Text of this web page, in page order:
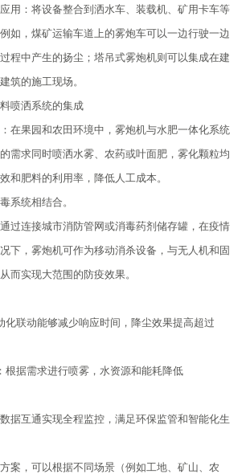
用：将设备整合到洒水车、装载机、矿用卡车等
如，煤矿运输车道上的雾炮车可以一边行驶一边
程中产生的扬尘；塔吊式雾炮机则可以集成在建
筑的施工现场。
喷洒系统的集成
在果园和农田环境中，雾炮机与水肥一体化系统
需求同时喷洒水雾、农药或叶面肥，雾化颗粒均
和肥料的利用率，降低人工成本。
系统相结合。
过连接城市消防管网或消毒药剂储存罐，在疫情
下，雾炮机可作为移动消杀设备，与无人机和固
而实现大范围的防疫效果。
化联动能够减少响应时间，降尘效果提高超过
根据需求进行喷雾，水资源和能耗降低
据互通实现全程监控，满足环保监管和智能化生
案，可以根据不同场景（例如工地、矿山、农